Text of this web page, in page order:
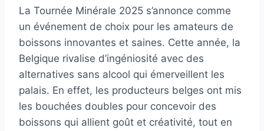
La Tournée Minérale 2025 s’annonce comme
un événement de choix pour les amateurs de
boissons innovantes et saines. Cette année, la
Belgique rivalise d’ingéniosité avec des
alternatives sans alcool qui émerveillent les
palais. En effet, les producteurs belges ont mis
les bouchées doubles pour concevoir des
boissons qui allient goût et créativité, tout en